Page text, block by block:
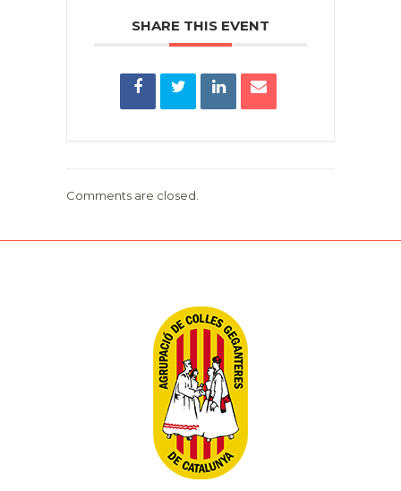
SHARE THIS EVENT
Comments are closed.